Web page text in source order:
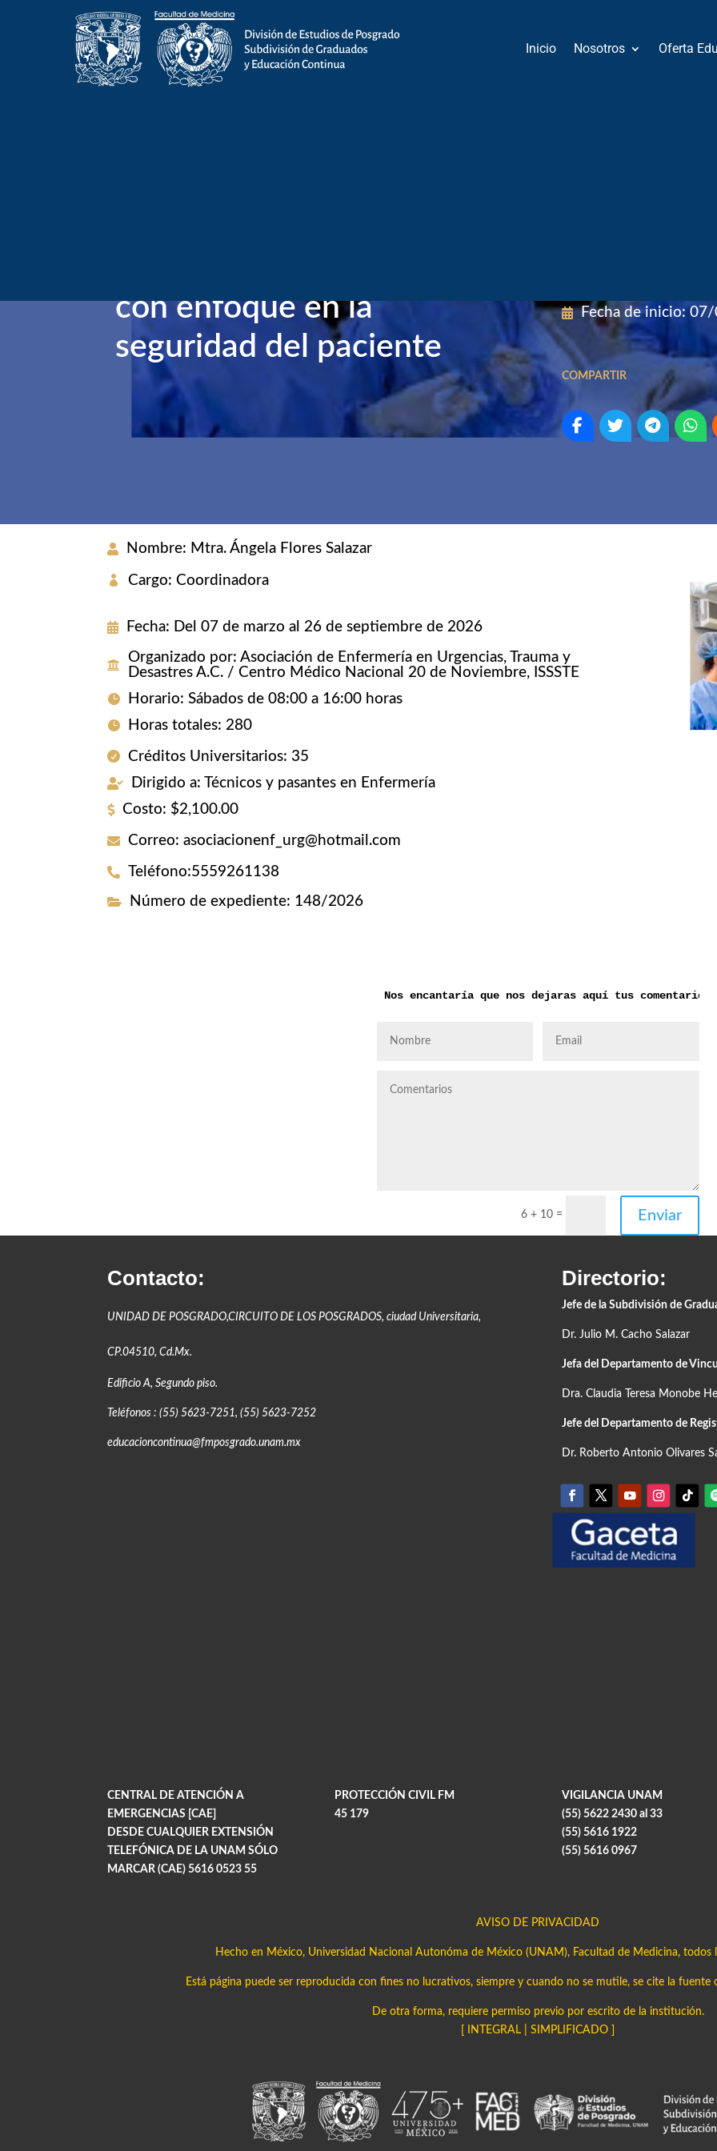
Inicio Nosotros Oferta
con enfoque en la
seguridad del paciente
Fecha de inicio:07/
COMPARTIR
Nombre: Mtra. Ángela Flores Salazar
Cargo: Coordinadora
Fecha: Del 07 de marzo al 26 de septiembre de 2026
Organizado por:Asociación de Enfermería en Urgencias, Trauma y
Desastres A.C. / Centro Médico Nacional 20 de Noviembre, ISSSTE
Horario:Sábados de 08:00 a 16:00 horas
Horas totales: 280
Créditos Universitarios: 35
Dirigido a:Técnicos y pasantes en Enfermería
Costo: $2,100.00
Correo:asociacionenf_urg@hotmail.com
Teléfono:5559261138
Número de expediente: 148/2026
Nos encantaría que nos dejaras aquí tus comentarios.
6 + 10= Enviar
Contacto:
UNIDAD DE POSGRADO,CIRCUITO DE LOS POSGRADOS,ciudad Universitaria,
CP.04510, Cd.Mx.
Edificio A, Segundo piso.
Teléfonos : (55) 5623-7251, (55) 5623-7252
educacioncontinua@fmposgrado.unam.mx
Directorio:
Jefe de la Subdivisión de
Dr. Julio M. Cacho Salazar
Jefa del Departamento de
Dra. Claudia Teresa Monobe
Jefe del Departamento de
Dr. Roberto Antonio Olivares
CENTRAL DE ATENCIÓN A
EMERGENCIAS [CAE]
DESDE CUALQUIER EXTENSIÓN
TELEFÓNICA DE LA UNAM SÓLO
MARCAR (CAE) 5616 0523 55
PROTECCIÓN CIVIL FM
45 179
VIGILANCIA UNAM
(55) 5622 2430 al 33
(55) 5616 1922
(55) 5616 0967
AVISO DE PRIVACIDAD
Hecho en México, Universidad Nacional Autonóma de México (UNAM), Facultad de Medicina, todos
Está página puede ser reproducida con fines no lucrativos, siempre y cuando no se mutile, se cite la
De otra forma, requiere permiso previo por escrito de la institución.
INTEGRAL SIMPLIFICADO